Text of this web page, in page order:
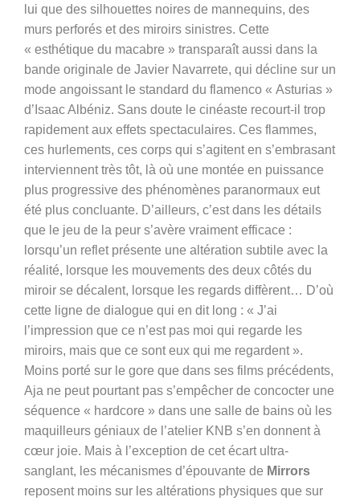
lui que des silhouettes noires de mannequins, des
murs perforés et des miroirs sinistres. Cette
« esthétique du macabre » transparaît aussi dans la
bande originale de Javier Navarrete, qui décline sur un
mode angoissant le standard du flamenco « Asturias »
d’Isaac Albéniz. Sans doute le cinéaste recourt-il trop
rapidement aux effets spectaculaires. Ces flammes,
ces hurlements, ces corps qui s’agitent en s’embrasant
interviennent très tôt, là où une montée en puissance
plus progressive des phénomènes paranormaux eut
été plus concluante. D’ailleurs, c’est dans les détails
que le jeu de la peur s’avère vraiment efficace :
lorsqu’un reflet présente une altération subtile avec la
réalité, lorsque les mouvements des deux côtés du
miroir se décalent, lorsque les regards diffèrent… D’où
cette ligne de dialogue qui en dit long : « J’ai
l’impression que ce n’est pas moi qui regarde les
miroirs, mais que ce sont eux qui me regardent ».
Moins porté sur le gore que dans ses films précédents,
Aja ne peut pourtant pas s’empêcher de concocter une
séquence « hardcore » dans une salle de bains où les
maquilleurs géniaux de l’atelier KNB s’en donnent à
cœur joie. Mais à l’exception de cet écart ultra-
sanglant, les mécanismes d’épouvante de Mirrors
reposent moins sur les altérations physiques que sur